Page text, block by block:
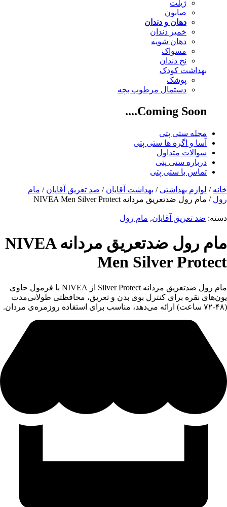
ژیلت
صابون
دهان و دندان
خمیر دندان
دهان شویه
مسواک
نخ دندان
بهداشت کودک
پوشک
دستمال مرطوب بچه
Coming Soon....
مجله ستی پتی
آسا و اگره ها ستی پتی
سوالات متداول
درباره ستی پتی
تماس با ستی پتی
خانه / لوازم بهداشتی / بهداشت آقایان / ضد تعریق آقایان / مام
رول / مام رول ضدتعریق مردانه NIVEA Men Silver Protect
دسته: ضد تعریق آقایان, مام رول
مام رول ضدتعریق مردانه NIVEA
Men Silver Protect
مام رول ضدتعریق مردانه Silver Protect از NIVEA با فرمول حاوی
یون‌های نقره برای کنترل بوی بدن و تعریق، محافظتی طولانی‌مدت
(۴۸-۷۲ ساعت) ارائه می‌دهد، مناسب برای استفاده روزمره‌ی مردان.